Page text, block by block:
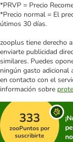
*PRVP = Precio
*Precio normal = El
útimos 30 días.
zooplus tiene derecho
enviarte publicidad
similares. Puedes
ningún gasto adicional
en contacto con el
información sobre
333
zooPuntos por
suscribirte